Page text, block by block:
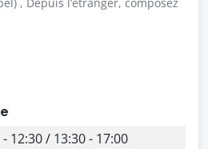
12:30 / 13:30 - 17:00